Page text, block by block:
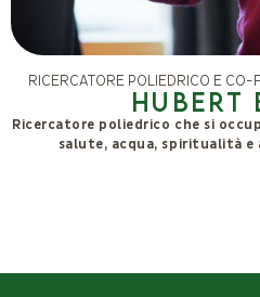
RICERCATORE POLIEDRICO E
Hubert
Ricercatore poliedrico che si
salute, acqua, spiritualità